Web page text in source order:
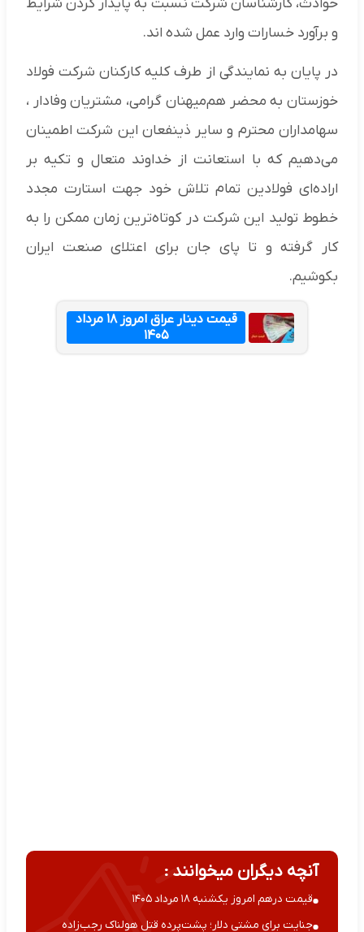
حوادث، کارشناسان شرکت نسبت به پایدار کردن شرایط
و برآورد خسارات وارد عمل شده اند.
در پایان به نمایندگی از طرف کلیه کارکنان شرکت فولاد
خوزستان به محضر هم‌میهنان گرامی، مشتریان وفادار ،
سهامداران محترم و سایر ذینفعان این شرکت اطمینان
می‌دهیم که با استعانت از خداوند متعال و تکیه بر
اراده‌ای فولادین تمام تلاش خود جهت استارت مجدد
خطوط تولید این شرکت در کوتاه‌ترین زمان ممکن را به
کار گرفته و تا پای جان برای اعتلای صنعت ایران
بکوشیم.
قیمت دینار عراق امروز ۱۸ مرداد
۱۴۰۵
آنچه دیگران میخوانند :
قیمت درهم امروز یکشنبه ۱۸ مرداد ۱۴۰۵
جنایت برای مشتی دلار؛ پشت‌پرده قتل هولناک رجب‌زاده